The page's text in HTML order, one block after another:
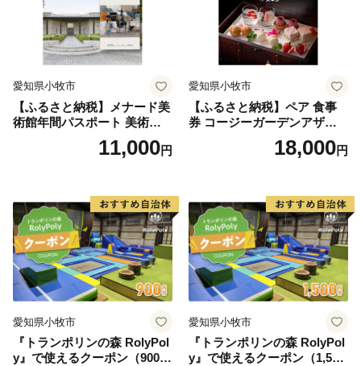
愛知県小牧市
【ふるさと納税】メナード美
術館年間パスポート 美術館
11,000円
愛知県小牧市
【ふるさと納税】ペア 食事
券 コージーガーデンアザレ
ア アフタヌーン宝石箱 ホテ
ル特製 デザート 6種類 サン
ティー チケット 券 2名様分
お祝 誕生日 記念日 名鉄小牧
ホテル 愛知県 小牧市 送料無
料
18,000円
愛知県小牧市
『トランポリンの森 RolyPol
y』で使えるクーポン（900
愛知県小牧市
『トランポリンの森 RolyPol
y』で使えるクーポン（1,500